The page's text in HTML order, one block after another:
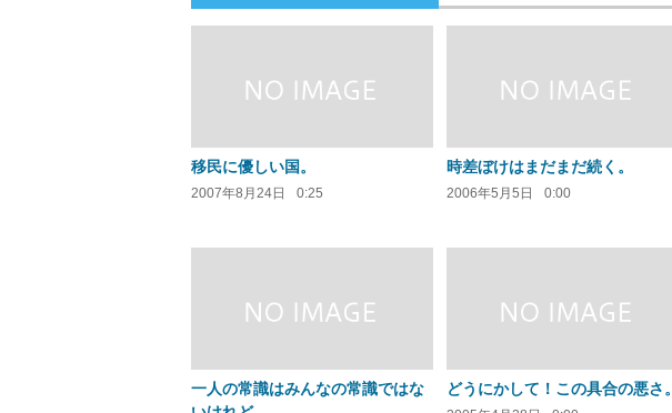
移民に優しい国。
2007年8月24日 0:25
時差ぼけはまだまだ続く。
2006年5月5日 0:00
一人の常識はみんなの常識ではな
どうにかして！この具合の悪さ。